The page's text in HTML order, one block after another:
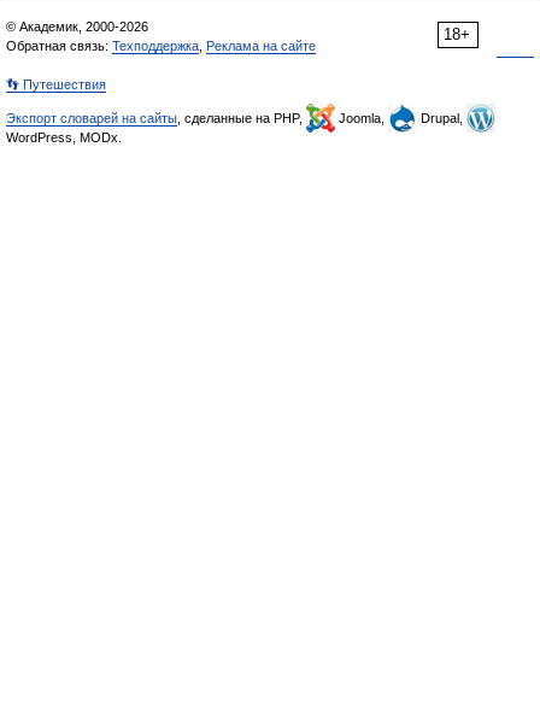
18+
© Академик, 2000-2026
Обратная связь: Техподдержка Реклама на сайте
👣 Путешествия
Экспорт словарей на сайты , сделанные на PHP, Joomla,
Drupal,
WordPress, MODx.